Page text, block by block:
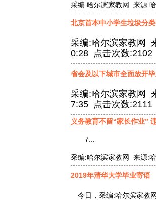
采编:哈尔滨家教网 来源:
北京首本中小学生垃圾分
采编:哈尔滨家教网
0:28 点击次数:2102
省会及以下城市全面放开
采编:哈尔滨家教网
7:35 点击次数:2111
义务教育不留“家长作业”
7...
采编:哈尔滨家教网 来源:
2019年清华大学毕业寄语
今日， 采编:哈尔滨家教